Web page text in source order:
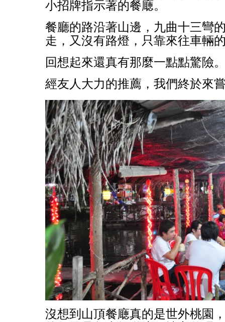
小招牌指示著的餐廰。
餐廳的路沿著山邊，九曲十三彎
走，又沒有路燈，只靠來往車輛
回想起來還真有那麼一點點驚險
經友人大力的推薦，我們終於來
沒想到山頂餐廰真的是世外桃園